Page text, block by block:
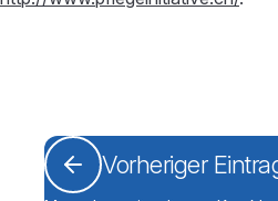
Vorheriger